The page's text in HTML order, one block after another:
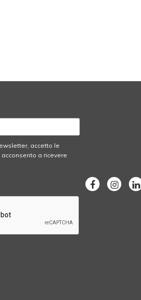
accetto le
acconsento a ricevere